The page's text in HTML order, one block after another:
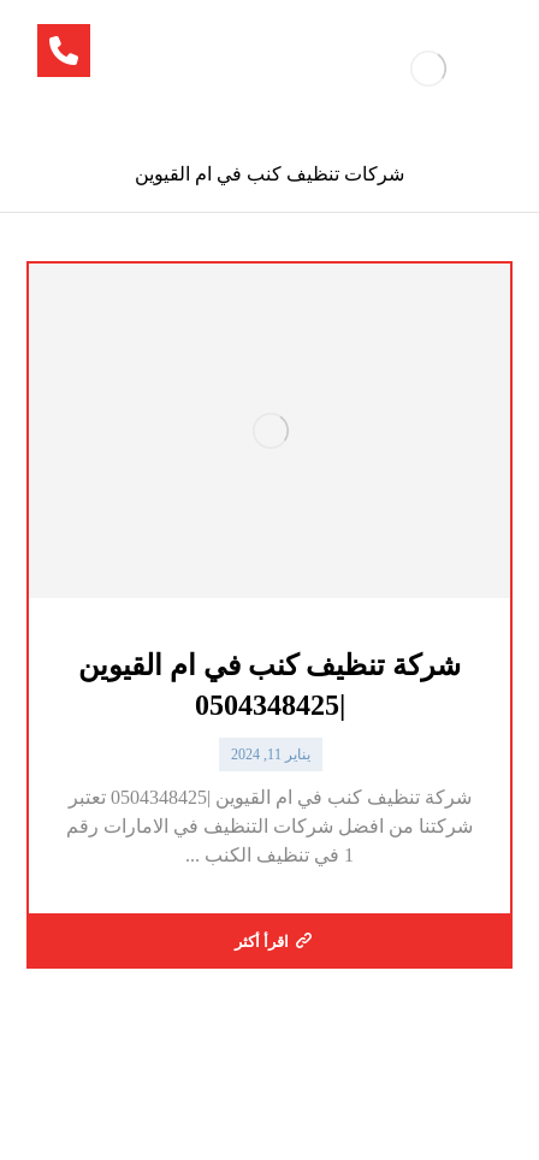
شركات تنظيف كنب في ام القيوين
شركة تنظيف كنب في ام القيوين
|0504348425
يناير 11, 2024
شركة تنظيف كنب في ام القيوين |0504348425 تعتبر
شركتنا من افضل شركات التنظيف في الامارات رقم
1 في تنظيف الكنب ...
اقرأ أكثر